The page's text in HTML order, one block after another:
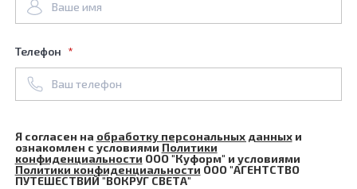
Телефон
Я согласен на обработку персональных данныхи
ознакомлен с условиями Политики
конфиденциальности ООО "Куформ" и условиями
Политики конфиденциальности ООО "АГЕНТСТВО
ПУТЕШЕСТВИЙ "ВОКРУГ СВЕТА"
Я согласен наобработку персональных данныхи
условиями
"АГЕНТСТВО ПУТЕШЕСТВИЙ "ВОКРУГ СВЕТА"
Создать формус помощью конструктора Qform.io